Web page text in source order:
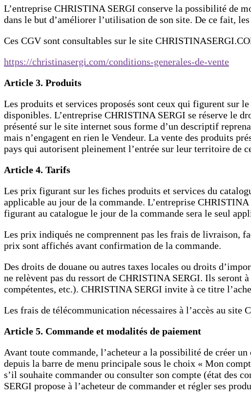
L’entreprise CHRISTINA SERGI conserve la possibilité de
dans le but d’améliorer l’utilisation de son site. De ce fait,
Ces CGV sont consultables sur le site
https://christinasergi.com/conditions-generales-de-vente
Article 3. Produits
Les produits et services proposés sont ceux qui figurent sur
disponibles. L’entreprise CHRISTINA SERGI se réserve le
présenté sur le site internet sous forme d’un descriptif
mais n’engagent en rien le Vendeur. La vente des produits
pays qui autorisent pleinement l’entrée sur leur territoire de
Article 4. Tarifs
Les prix figurant sur les fiches produits et services du
applicable au jour de la commande. L’entreprise
figurant au catalogue le jour de la commande sera le seul
Les prix indiqués ne comprennent pas les frais de livraison,
prix sont affichés avant confirmation de la commande.
Des droits de douane ou autres taxes locales ou droits
ne relèvent pas du ressort de CHRISTINA SERGI. Ils seront
compétentes, etc.). CHRISTINA SERGI invite à ce titre
Les frais de télécommunication nécessaires à l’accès au
Article 5. Commande et modalités de paiement
Avant toute commande, l’acheteur a la possibilité de créer
depuis la barre de menu principale sous le choix « Mon
s’il souhaite commander ou consulter son compte (état des
SERGI propose à l’acheteur de commander et régler ses